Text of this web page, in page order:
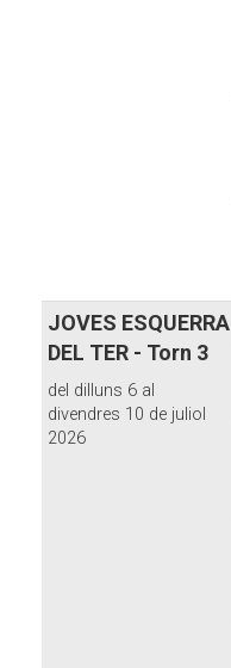
JOVES ESQUERRA
DEL TER - Torn 3
del dilluns 6 al
divendres 10 de juliol
2026